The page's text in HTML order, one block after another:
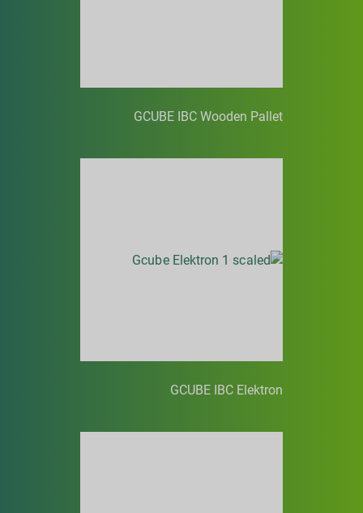
GCUBE IBC Wooden Pallet
GCUBE IBC Elektron